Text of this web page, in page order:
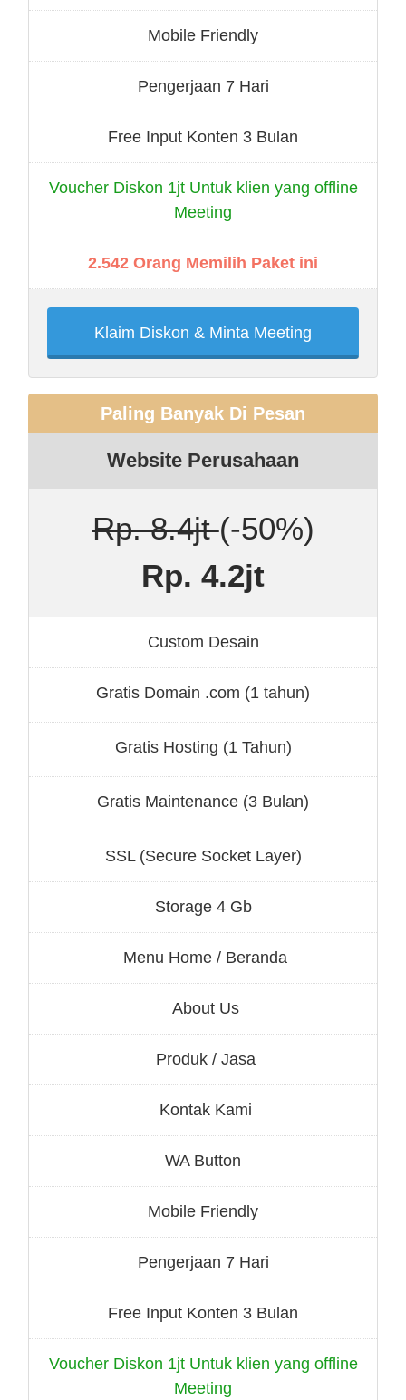
Mobile Friendly
Pengerjaan 7 Hari
Free Input Konten 3 Bulan
Voucher Diskon 1jt Untuk klien yang offline
Meeting
2.542 Orang Memilih Paket ini
Klaim Diskon & Minta Meeting
Paling Banyak Di Pesan
Website Perusahaan
Rp. 8.4jt(-50%)
Rp. 4.2jt
Custom Desain
Gratis Domain .com (1 tahun)
Gratis Hosting (1 Tahun)
Gratis Maintenance (3 Bulan)
SSL (Secure Socket Layer)
Storage 4 Gb
Menu Home / Beranda
About Us
Produk / Jasa
Kontak Kami
WA Button
Mobile Friendly
Pengerjaan 7 Hari
Free Input Konten 3 Bulan
Voucher Diskon 1jt Untuk klien yang offline
Meeting